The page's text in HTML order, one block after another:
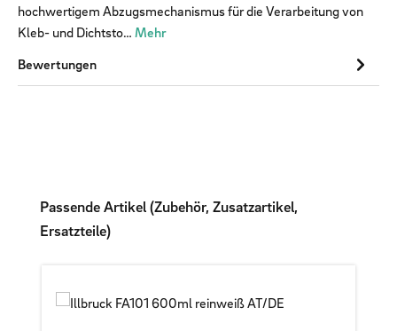
hochwertigem Abzugsmechanismus für die Verarbeitung von
Kleb- und Dichtsto… Mehr
Bewertungen
Produktgalerie überspringen
Passende Artikel (Zubehör, Zusatzartikel,
Ersatzteile)